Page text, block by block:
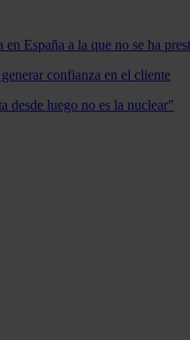
España a la que no se ha
confianza en el cliente
desde luego no es la nuclear"